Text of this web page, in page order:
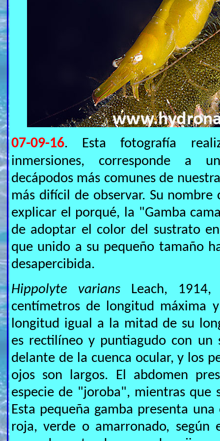
07-09-16. Esta fotografía
inmersiones, corresponde a
decápodos más comunes de
más difícil de observar. Su
explicar el porqué, la "Gamba
de adoptar el color del sustrato
que unido a su pequeño tamaño
desapercibida.
Hippolyte varians Leach, 1914,
centímetros de longitud máxima
longitud igual a la mitad de su
es rectilíneo y puntiagudo con un
delante de la cuenca ocular, y los
ojos son largos. El abdomen
especie de "joroba", mientras que
Esta pequeña gamba presenta
roja, verde o amarronado,